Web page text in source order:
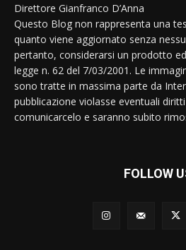
Direttore Gianfranco D’Anna
Questo Blog non rappresenta una
quanto viene aggiornato senza
pertanto, considerarsi un prodotto
legge n. 62 del 7/03/2001. Le
sono tratte in massima parte da
pubblicazione violasse eventuali
comunicarcelo e saranno subito
FOLLOW